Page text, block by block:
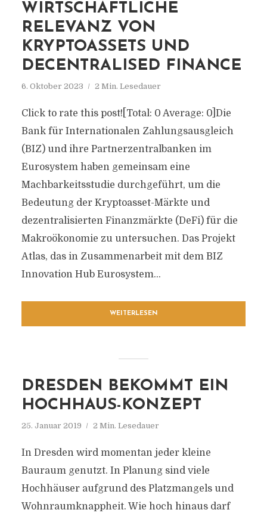
WIRTSCHAFTLICHE
RELEVANZ VON
KRYPTOASSETS UND
DECENTRALISED FINANCE
6. Oktober 2023 2 Min. Lesedauer
Click to rate this post![Total: 0 Average: 0]Die
Bank für Internationalen Zahlungsausgleich
(BIZ) und ihre Partnerzentralbanken im
Eurosystem haben gemeinsam eine
Machbarkeitsstudie durchgeführt, um die
Bedeutung der Kryptoasset-Märkte und
dezentralisierten Finanzmärkte (DeFi) für die
Makroökonomie zu untersuchen. Das Projekt
Atlas, das in Zusammenarbeit mit dem BIZ
Innovation Hub Eurosystem...
WEITERLESEN
DRESDEN BEKOMMT EIN
HOCHHAUS-KONZEPT
25. Januar 2019 2 Min. Lesedauer
In Dresden wird momentan jeder kleine
Bauraum genutzt. In Planung sind viele
Hochhäuser aufgrund des Platzmangels und
Wohnraumknappheit. Wie hoch hinaus darf